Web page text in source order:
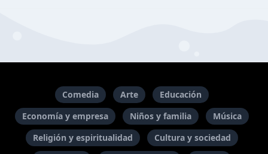
Comedia Arte
Educación
Economía y empresa
Niños y familia
Música
Religión y espiritualidad
Cultura y sociedad